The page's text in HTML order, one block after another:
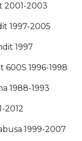
2001-2003
1997-2005
1997
600S 1996-1998
1988-1993
2012
1999-2007